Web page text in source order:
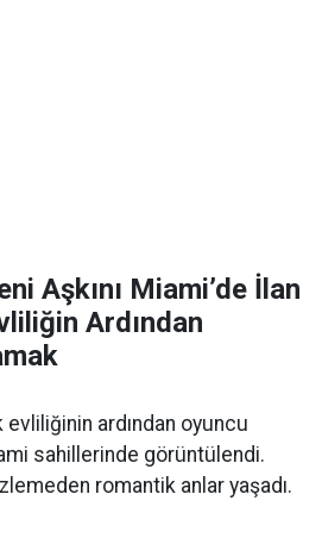
Aşkını Miami’de İlan
Ardından
evliliğinin ardından oyuncu
sahillerinde görüntülendi.
romantik anlar yaşadı.